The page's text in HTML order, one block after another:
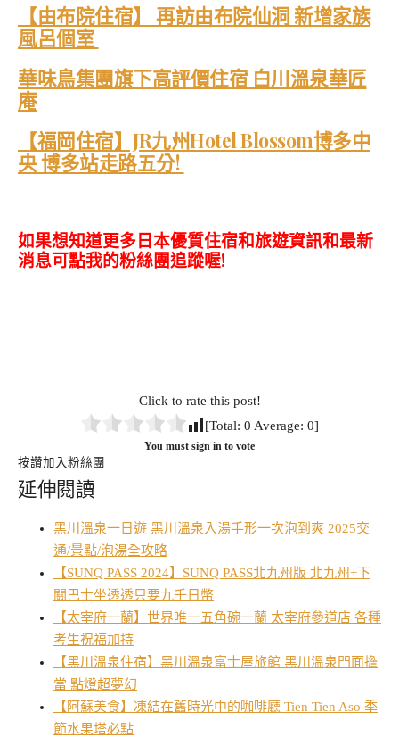
【由布院住宿】 再訪由布院仙洞 新增家族
風呂個室
華味鳥集團旗下高評價住宿 白川溫泉華匠
庵
【福岡住宿】JR九州Hotel Blossom博多中
央 博多站走路五分!
如果想知道更多日本優質住宿和旅遊資訊和最新
消息可點我的粉絲團追蹤喔!
Click to rate this post!
[Total: 0 Average: 0]
You must sign in to vote
按讚加入粉絲團
延伸閱讀
黑川溫泉一日遊 黑川溫泉入湯手形一次泡到爽 2025交
通/景點/泡湯全攻略
【SUNQ PASS 2024】SUNQ PASS北九州版 北九州+下
關巴士坐透透只要九千日幣
【太宰府一蘭】世界唯一五角碗一蘭 太宰府參道店 各種
考生祝福加持
【黑川溫泉住宿】黑川溫泉富士屋旅館 黑川溫泉門面擔
當 點燈超夢幻
【阿蘇美食】凍結在舊時光中的咖啡廳 Tien Tien Aso 季
節水果塔必點